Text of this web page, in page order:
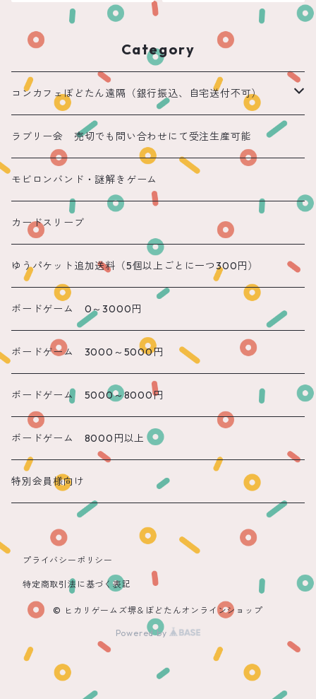
Category
コンカフェぼどたん遠隔（銀行振込、自宅送付不可）
遠隔 ちほまる
遠隔 ねこ
遠隔 あまね
遠隔 りん
遠隔 のん
遠隔 かのん
遠隔 もね
ラブリー会 売切でも問い合わせにて受注生産可能
モビロンバンド・謎解きゲーム
カードスリーブ
ゆうパケット追加送料（5個以上ごとに一つ300円）
ボードゲーム 0～3000円
ボードゲーム 3000～5000円
ボードゲーム 5000～8000円
ボードゲーム 8000円以上
特別会員様向け
プライバシーポリシー
特定商取引法に基づく表記
© ヒカリゲームズ堺＆ぼどたんオンラインショップ
Powered by